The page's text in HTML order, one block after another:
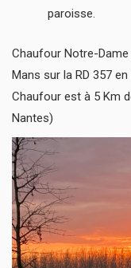
paroisse.
Chaufour Notre-
Mans sur la RD 357
Chaufour est à 5 Km
Nantes)